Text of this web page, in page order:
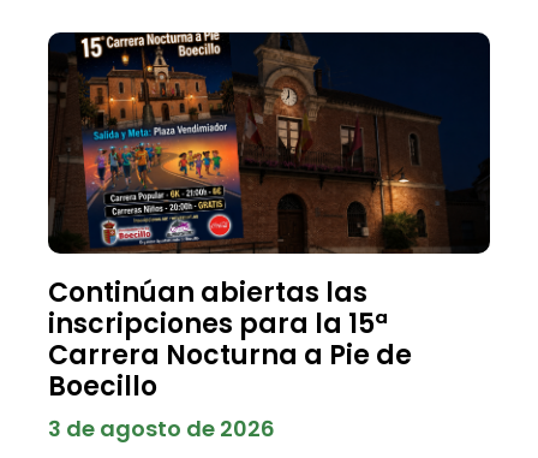
Continúan abiertas las
inscripciones para la 15ª
Carrera Nocturna a Pie de
Boecillo
3 de agosto de 2026